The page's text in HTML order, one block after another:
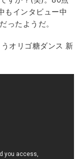
もインタビュー中
ったようだ。
オリゴ糖ダンス 新